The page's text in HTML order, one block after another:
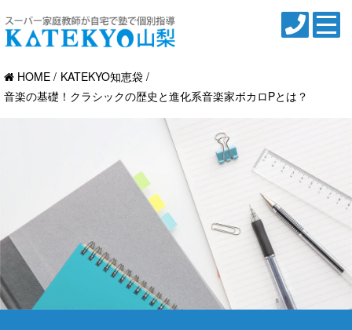
HOME
KATEKYO知恵袋
音楽の基礎！クラシックの歴史と進化系音楽家ボカロPとは？